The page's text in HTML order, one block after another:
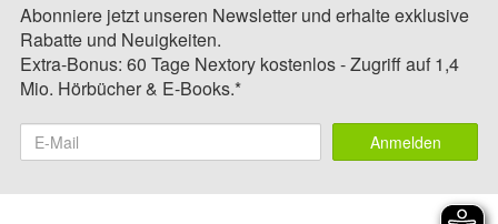
Abonniere jetzt unseren Newsletter und erhalte exklusive
Rabatte und Neuigkeiten.
Extra-Bonus: 60 Tage Nextory kostenlos - Zugriff auf 1,4
Mio. Hörbücher & E-Books.*
Anmelden